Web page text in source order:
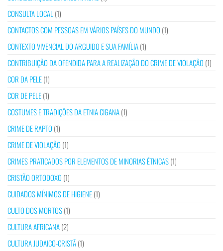
CONSULTA LOCAL (1)
CONTACTOS COM PESSOAS EM VÁRIOS PAÍSES DO MUNDO (1)
CONTEXTO VIVENCIAL DO ARGUIDO E SUA FAMÍLIA(1)
CONTRIBUIÇÃO DA OFENDIDA PARA A REALIZAÇÃO DO CRIME DE VIOLAÇÃO (1)
COR DA PELE(1)
COR DE PELE(1)
COSTUMES E TRADIÇÕES DA ETNIA CIGANA(1)
CRIME DE RAPTO (1)
CRIME DE VIOLAÇÃO (1)
CRIMES PRATICADOS POR ELEMENTOS DE MINORIAS ÉTNICAS(1)
CRISTÃO ORTODOXO (1)
CUIDADOS MÍNIMOS DE HIGIENE(1)
CULTO DOS MORTOS(1)
CULTURA AFRICANA(2)
CULTURA JUDAICO-CRISTÃ(1)